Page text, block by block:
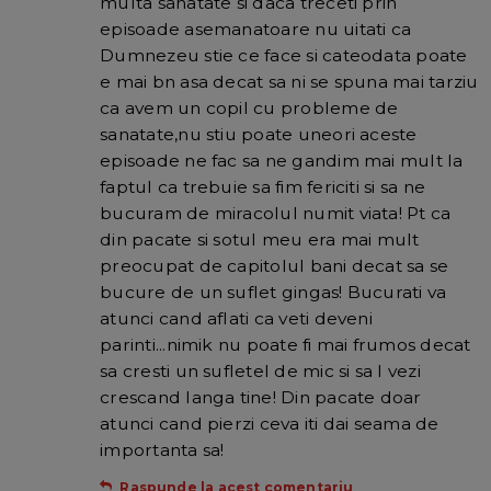
episoade asemanatoare nu uitati ca
Dumnezeu stie ce face si cateodata poate
e mai bn asa decat sa ni se spuna mai tarziu
ca avem un copil cu probleme de
sanatate,nu stiu poate uneori aceste
episoade ne fac sa ne gandim mai mult la
faptul ca trebuie sa fim fericiti si sa ne
bucuram de miracolul numit viata! Pt ca
din pacate si sotul meu era mai mult
preocupat de capitolul bani decat sa se
bucure de un suflet gingas! Bucurati va
atunci cand aflati ca veti deveni
parinti...nimik nu poate fi mai frumos decat
sa cresti un sufletel de mic si sa l vezi
crescand langa tine! Din pacate doar
atunci cand pierzi ceva iti dai seama de
importanta sa!
Raspunde la acest comentariu